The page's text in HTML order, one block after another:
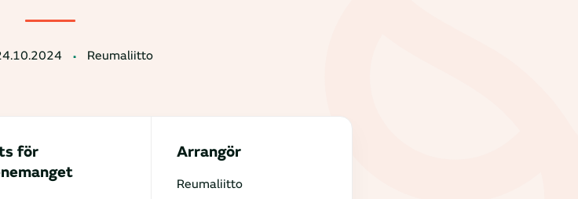
Reumaliitto
för
Arrangör
Reumaliitto